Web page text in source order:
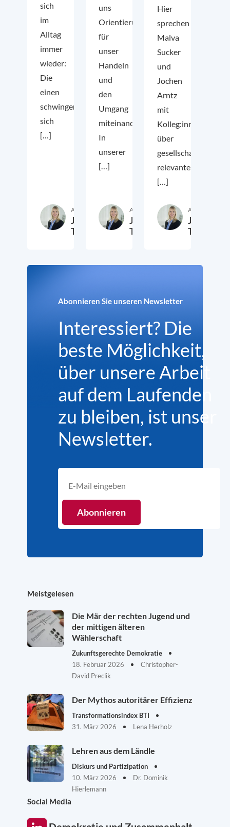
sich
im
Alltag
immer
wieder:
Die
einen
schwingen
sich
[…]
Autor:in
Julia
Tegeler17. Januar 2022
uns
Orientierung
für
unser
Handeln
und
den
Umgang
miteinander.
In
unserer
[…]
Autor:in
Julia
Tegeler5. November 2021
Hier
sprechen
Malva
Sucker
und
Jochen
Arntz
mit
Kolleg:innen
über
gesellschaftlich
relevante
[…]
Autor:in
Julia
Tegeler
Abonnieren Sie unseren Newsletter
Interessiert? Die
beste Möglichkeit,
über unsere Arbeit
auf dem Laufenden
zu bleiben, ist unser
Newsletter.
Meistgelesen
Die Mär der rechten Jugend und
der mittigen älteren
Wählerschaft
Zukunftsgerechte Demokratie
18. Februar 2026
Christopher-
David Preclik
Der Mythos autoritärer Effizienz
Transformationsindex BTI
31. März 2026
Lena Herholz
Lehren aus dem Ländle
Diskurs und Partizipation
10. März 2026
Dr. Dominik
Hierlemann
Social Media